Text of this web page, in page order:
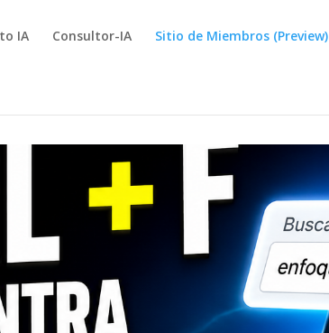
IA Consultor-IA Sitio de Miembros (Preview)